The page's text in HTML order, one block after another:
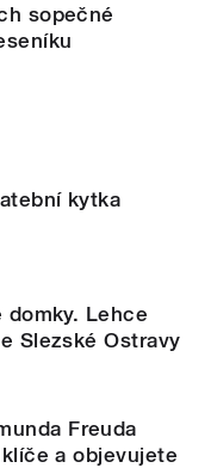
sopečné
kytka
domky. Lehce
Slezské Ostravy
Freuda
a objevujete